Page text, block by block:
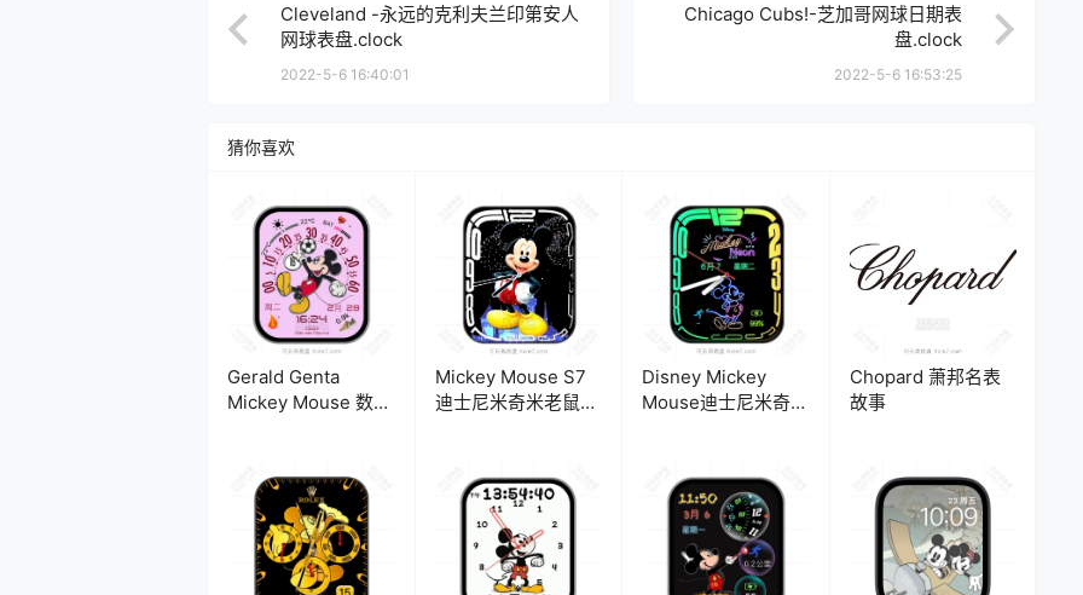
Cleveland -永远的克利夫兰印第安人
网球表盘.clock
2022-5-6 16:40:01
Chicago Cubs!-芝加哥网球日期表
盘.clock
2022-5-6 16:53:25
猜你喜欢
Gerald Genta
Mickey Mouse 数字
盘.clock&clock2
Mickey Mouse S7
迪士尼米奇米老鼠表
Disney Mickey
Mouse迪士尼米奇米
Chopard 萧邦名表
故事